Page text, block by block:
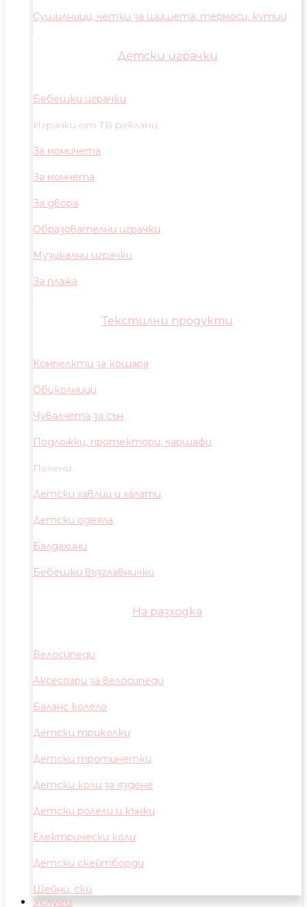
Сушилници, четки за шишета, термоси, кутии
Детски играчки
Бебешки играчки
Играчки от ТВ реклами
За момичета
За момчета
За двора
Образователни играчки
Музикални играчки
За плажа
Текстилни продукти
Компелкти за кошара
Обиколници
Чувалчета за сън
Подложки, протектори, чаршафи
Пелени
Детски хавлии и халати
Детски одеяла
Балдахини
Бебешки възглавнички
На разходка
Велосипеди
Аксесоари за велосипеди
Баланс колело
Детски триколки
Детски тротинетки
Детски коли за яздене
Детски ролели и кънки
Електрически коли
Детски скейтборди
Шейни, ски
Услуги